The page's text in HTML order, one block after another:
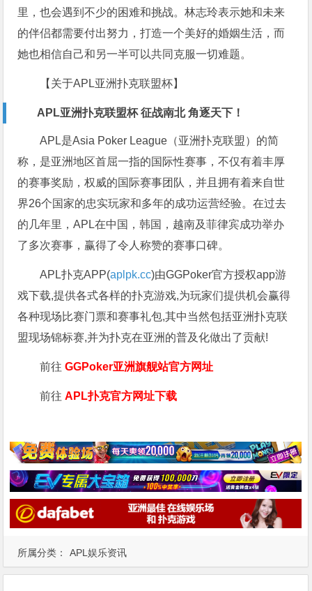
所属分类： APL娱乐资讯
里，也会遇到不少的困难和挑战。林志玲表示她和未来
的伴侣都需要付出努力，打造一个美好的婚姻生活，而
她也相信自己和另一半可以共同克服一切难题。
【关于APL亚洲扑克联盟杯】
APL亚洲扑克联盟杯 征战南北 角逐天下！
APL是Asia Poker League（亚洲扑克联盟）的简
称，是亚洲地区首屈一指的国际性赛事，不仅有着丰厚
的赛事奖励，权威的国际赛事团队，并且拥有着来自世
界26个国家的忠实玩家和多年的成功运营经验。在过去
的几年里，APL在中国，韩国，越南及菲律宾成功举办
了多次赛事，赢得了令人称赞的赛事口碑。
APL扑克APP(aplpk.cc)由GGPoker官方授权app游
戏下载,提供各式各样的扑克游戏,为玩家们提供机会赢得
各种现场比赛门票和赛事礼包,其中当然包括亚洲扑克联
盟现场锦标赛,并为扑克在亚洲的普及化做出了贡献!
前往GGPoker亚洲旗舰站官方网址
前往APL扑克官方网址下载